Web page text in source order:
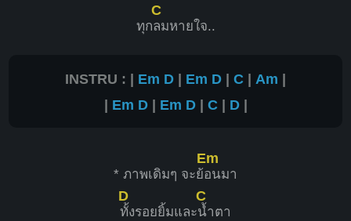
ทุก
C
ลมหายใจ..
INSTRU : | Em D | Em D | C | Am |
| Em D| Em D| C | D|
* ภาพเดิมๆ จะย้
Em
อนมา
D
ทั้งรอยยิ้มและ
C
น้ำตา